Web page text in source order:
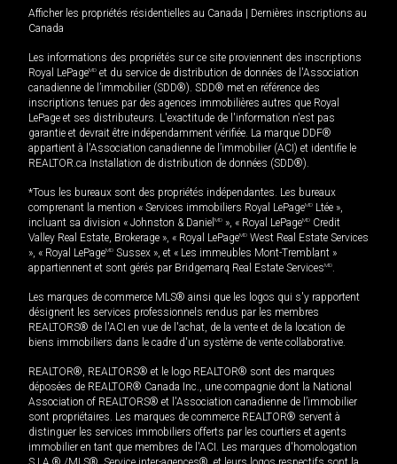
Afficher les propriétés résidentielles au Canada
Dernières inscriptions au
Canada
Les informations des propriétés sur ce site proviennent des inscriptions
Royal LePageMD et du service de distribution de données de l'Association
canadienne de l’immobilier (SDD®). SDD® met en référence des
inscriptions tenues par des agences immobilières autres que Royal
LePage et ses distributeurs. L'exactitude de l'information n'est pas
garantie et devrait être indépendamment vérifiée. La marque DDF®
appartient à l'Association canadienne de l’immobilier (ACI) et identifie le
REALTOR.ca Installation de distribution de données (SDD®).
*Tous les bureaux sont des propriétés indépendantes. Les bureaux
comprenant la mention « Services immobiliers Royal LePageMD Ltée »,
incluant sa division « Johnston & Daniel MD », « Royal LePageMD Credit
Valley Real Estate, Brokerage », « Royal LePageMD West Real Estate Services
», « Royal LePageMD Sussex », et « Les immeubles Mont-Tremblant »
appartiennent et sont gérés par Bridgemarq Real Estate ServicesMD.
Les marques de commerce MLS® ainsi que les logos qui s'y rapportent
désignent les services professionnels rendus par les membres
REALTORS® de l'ACI en vue de l'achat, de la vente et de la location de
biens immobiliers dans le cadre d'un système de vente collaborative.
REALTOR®, REALTORS® et le logo REALTOR® sont des marques
déposées de REALTOR® Canada Inc., une compagnie dont la National
Association of REALTORS® et l'Association canadienne de l’immobilier
sont propriétaires. Les marques de commerce REALTOR® servent à
distinguer les services immobiliers offerts par les courtiers et agents
immobilier en tant que membres de l'ACI. Les marques d'homologation